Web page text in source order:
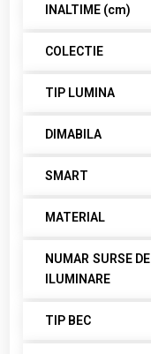
INALTIME (cm)
COLECTIE
TIP LUMINA
DIMABILA
SMART
MATERIAL
NUMAR SURSE DE
ILUMINARE
TIP BEC